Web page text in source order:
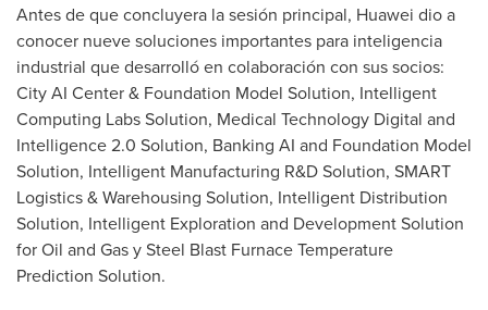
Antes de que concluyera la sesión principal, Huawei dio a
conocer nueve soluciones importantes para inteligencia
industrial que desarrolló en colaboración con sus socios:
City AI Center & Foundation Model Solution, Intelligent
Computing Labs Solution, Medical Technology Digital and
Intelligence 2.0 Solution, Banking AI and Foundation Model
Solution, Intelligent Manufacturing R&D Solution, SMART
Logistics & Warehousing Solution, Intelligent Distribution
Solution, Intelligent Exploration and Development Solution
for Oil and Gas y Steel Blast Furnace Temperature
Prediction Solution.